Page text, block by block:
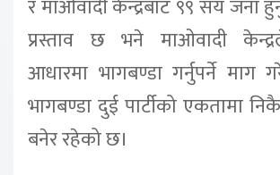
र माओवादी केन्द्रबाट ९९ सय जना
प्रस्ताव छ भने माओवादी
आधारमा भागबण्डा गर्नुपर्ने माग
भागबण्डा दुई पार्टीको एकतामा
बनेर रहेको छ।